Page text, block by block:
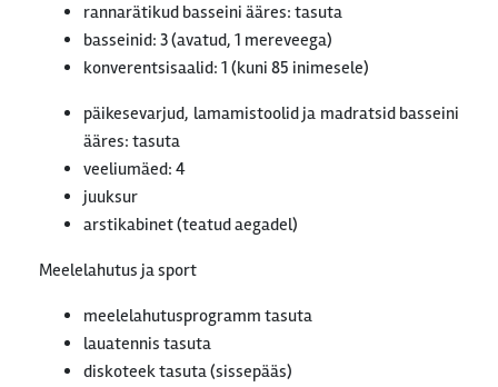
rannarätikud basseini ääres: tasuta
basseinid: 3 (avatud, 1 mereveega)
konverentsisaalid: 1 (kuni 85 inimesele)
päikesevarjud, lamamistoolid ja madratsid basseini
ääres: tasuta
veeliumäed: 4
juuksur
arstikabinet (teatud aegadel)
Meelelahutus ja sport
meelelahutusprogramm tasuta
lauatennis tasuta
diskoteek tasuta (sissepääs)